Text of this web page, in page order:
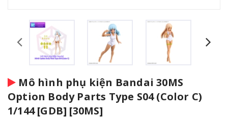
Mô hình phụ kiện Bandai 30MS
Option Body Parts Type S04 (Color C)
1/144 [GDB] [30MS]